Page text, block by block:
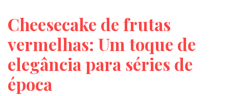
Cheesecake de frutas
vermelhas: Um toque de
elegância para séries de
época